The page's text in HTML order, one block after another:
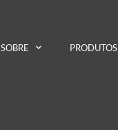
SOBRE PRODUTOS